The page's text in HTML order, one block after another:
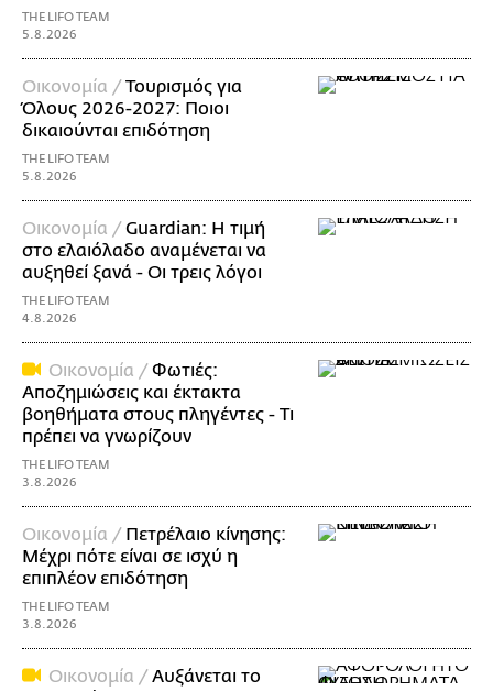
THE LIFO TEAM
5.8.2026
Οικονομία /Τουρισμός για
Όλους 2026-2027: Ποιοι
δικαιούνται επιδότηση
THE LIFO TEAM
5.8.2026
Οικονομία /Guardian: Η τιμή
στο ελαιόλαδο αναμένεται να
αυξηθεί ξανά - Οι τρεις λόγοι
THE LIFO TEAM
4.8.2026
Οικονομία /Φωτιές:
Αποζημιώσεις και έκτακτα
βοηθήματα στους πληγέντες - Τι
πρέπει να γνωρίζουν
THE LIFO TEAM
3.8.2026
Οικονομία / Πετρέλαιο κίνησης:
Μέχρι πότε είναι σε ισχύ η
επιπλέον επιδότηση
THE LIFO TEAM
3.8.2026
Οικονομία /Αυξάνεται το